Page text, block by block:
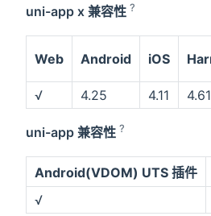
uni-app x 兼容性 ?
Web Android iOS
√
4.25 4.11 4.61
uni-app 兼容性 ?
Android(VDOM) UTS 插件
√